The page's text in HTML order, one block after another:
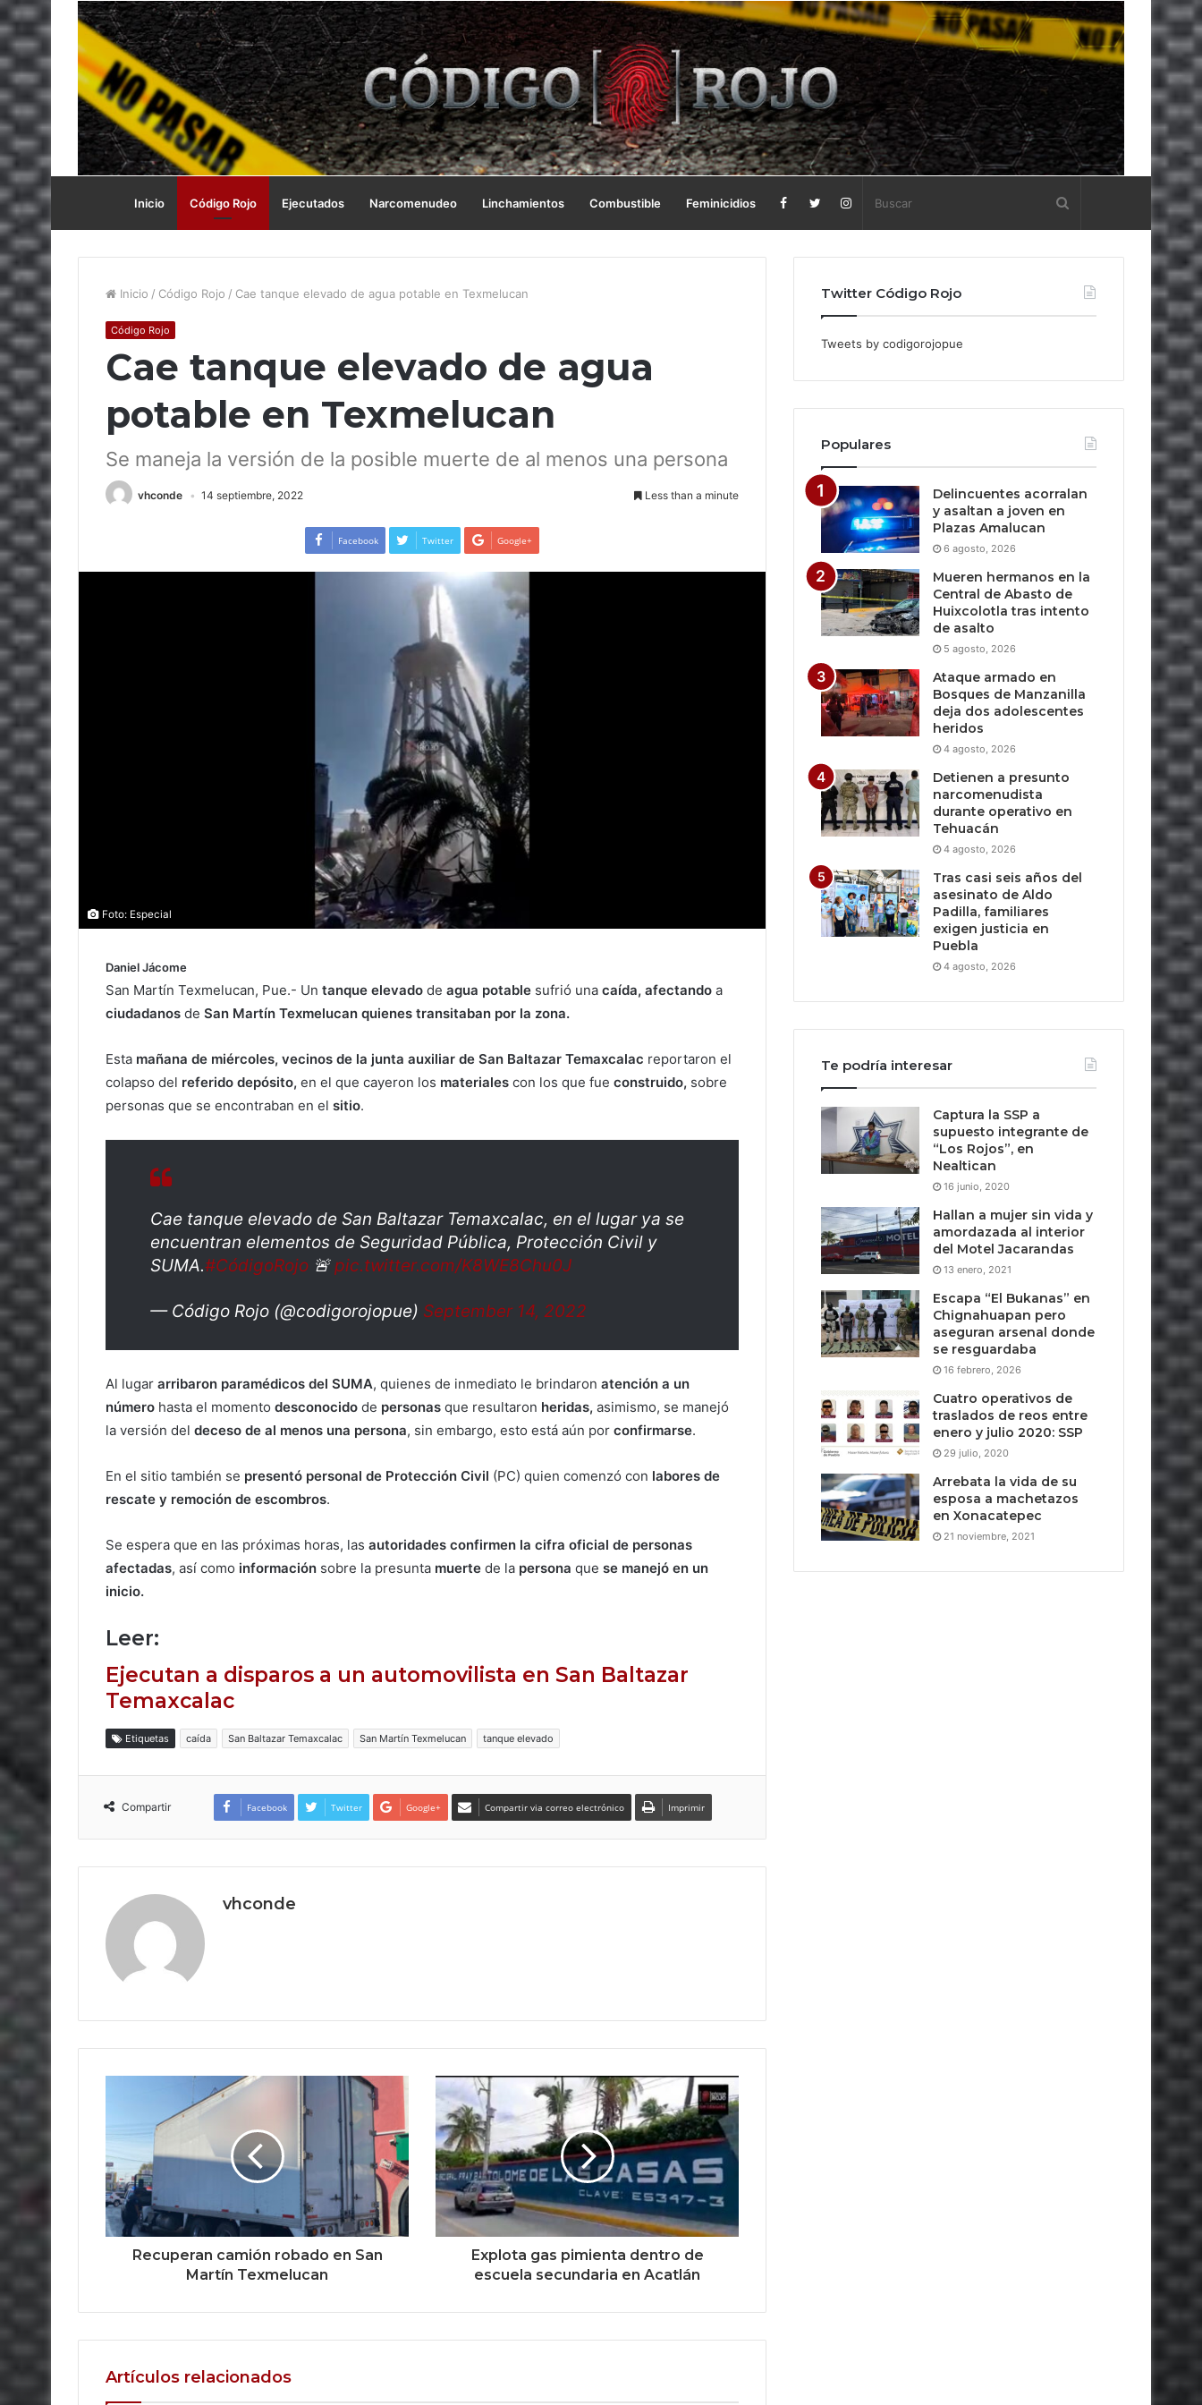
Inicio Código Rojo Ejecutados Narcomenudeo Linchamientos Combustible Feminicidios
Inicio / Código Rojo / Cae tanque elevado de agua potable en Texmelucan
Código Rojo
Cae tanque elevado de agua
potable en Texmelucan
Se maneja la versión de la posible muerte de al menos una persona
vhconde 14 septiembre, 2022 Less than a minute
Facebook Twitter Google+
Foto: Especial
Daniel Jácome
San Martín Texmelucan, Pue.- Un tanque elevado de agua potable sufrió una caída, afectando a
ciudadanos de San Martín Texmelucan quienes transitaban por la zona.
Esta mañana de miércoles, vecinos de la junta auxiliar de San Baltazar Temaxcalac reportaron el
colapso del referido depósito, en el que cayeron los materiales con los que fue construido, sobre
personas que se encontraban en el sitio.
Cae tanque elevado de San Baltazar Temaxcalac, en el lugar ya se
encuentran elementos de Seguridad Pública, Protección Civil y
SUMA.#CódigoRojo 🚨pic.twitter.com/K8WE8Chu0J
— Código Rojo (@codigorojopue) September 14, 2022
Al lugar arribaron paramédicos del SUMA, quienes de inmediato le brindaron atención a un
número hasta el momento desconocido de personas que resultaron heridas, asimismo, se manejó
la versión del deceso de al menos una persona, sin embargo, esto está aún por confirmarse.
En el sitio también se presentó personal de Protección Civil (PC) quien comenzó con labores de
rescate y remoción de escombros.
Se espera que en las próximas horas, las autoridades confirmen la cifra oficial de personas
afectadas, así como información sobre la presunta muerte de la persona que se manejó en un
inicio.
Leer:
Ejecutan a disparos a un automovilista en San Baltazar
Temaxcalac
Etiquetas caída San Baltazar Temaxcalac San Martín Texmelucan tanque elevado
Compartir Facebook Twitter Google+ Compartir via correo electrónico Imprimir
vhconde
Recuperan camión robado en San
Martín Texmelucan
Explota gas pimienta dentro de
escuela secundaria en Acatlán
Artículos relacionados
Twitter Código Rojo
Tweets by codigorojopue
Populares
Delincuentes acorralan
y asaltan a joven en
Plazas Amalucan
6 agosto, 2026
Mueren hermanos en la
Central de Abasto de
Huixcolotla tras intento
de asalto
5 agosto, 2026
Ataque armado en
Bosques de Manzanilla
deja dos adolescentes
heridos
4 agosto, 2026
Detienen a presunto
narcomenudista
durante operativo en
Tehuacán
4 agosto, 2026
Tras casi seis años del
asesinato de Aldo
Padilla, familiares
exigen justicia en
Puebla
4 agosto, 2026
Te podría interesar
Captura la SSP a
supuesto integrante de
“Los Rojos”, en
Nealtican
16 junio, 2020
Hallan a mujer sin vida y
amordazada al interior
del Motel Jacarandas
13 enero, 2021
Escapa “El Bukanas” en
Chignahuapan pero
aseguran arsenal donde
se resguardaba
16 febrero, 2026
Cuatro operativos de
traslados de reos entre
enero y julio 2020: SSP
29 julio, 2020
Arrebata la vida de su
esposa a machetazos
en Xonacatepec
21 noviembre, 2021